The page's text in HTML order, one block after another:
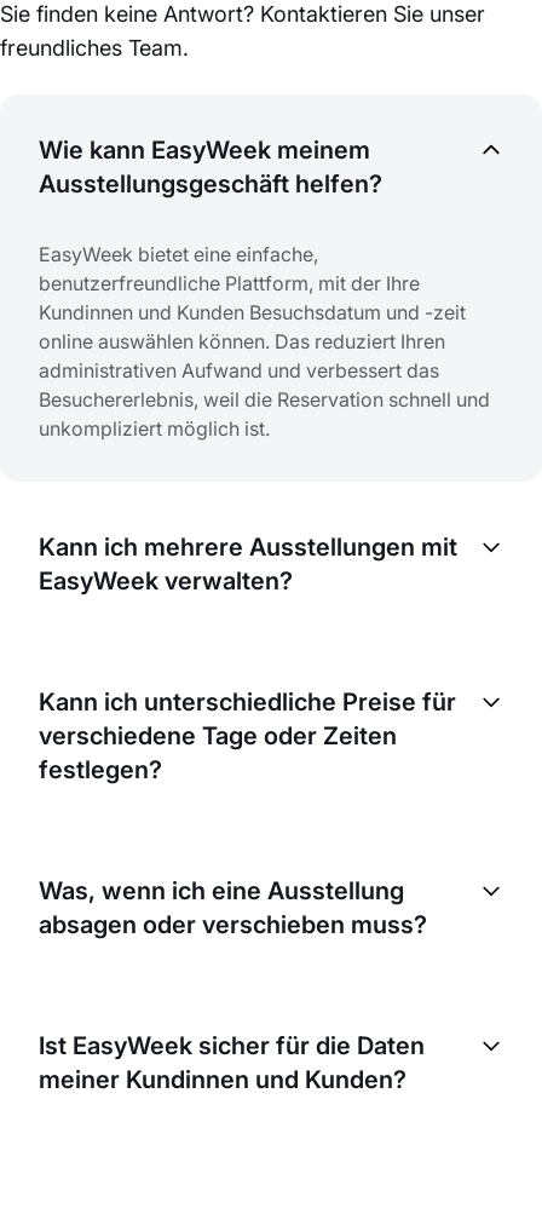
Sie finden keine Antwort? Kontaktieren Sie unser
freundliches Team.
Wie kann EasyWeek meinem
Ausstellungsgeschäft helfen?
EasyWeek bietet eine einfache,
benutzerfreundliche Plattform, mit der Ihre
Kundinnen und Kunden Besuchsdatum und -zeit
online auswählen können. Das reduziert Ihren
administrativen Aufwand und verbessert das
Besuchererlebnis, weil die Reservation schnell und
unkompliziert möglich ist.
Kann ich mehrere Ausstellungen mit
EasyWeek verwalten?
verwalten. Sie steuern alle Ausstellungen zentral an
einem Ort und machen Ihre Abläufe effizienter.
Kann ich unterschiedliche Preise für
verschiedene Tage oder Zeiten
festlegen?
Tarife an Spitzen- und Nebenzeiten an und
maximieren Ihren Umsatz.
Was, wenn ich eine Ausstellung
absagen oder verschieben muss?
Reservation werden über die Plattform informiert –
das spart Zeit und sorgt für klare Kommunikation.
Ist EasyWeek sicher für die Daten
meiner Kundinnen und Kunden?